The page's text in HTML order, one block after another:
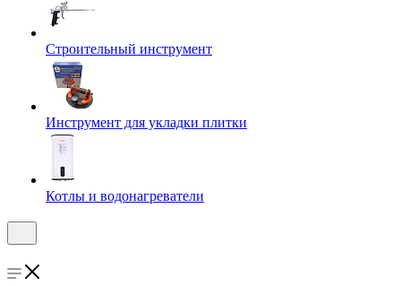
Строительный инструмент
Инструмент для укладки плитки
Котлы и водонагреватели